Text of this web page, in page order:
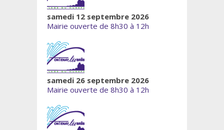
samedi 12 septembre 2026
Mairie ouverte de 8h30 à 12h
samedi 26 septembre 2026
Mairie ouverte de 8h30 à 12h